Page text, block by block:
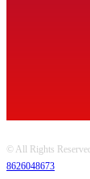
© All Rights
8626048673